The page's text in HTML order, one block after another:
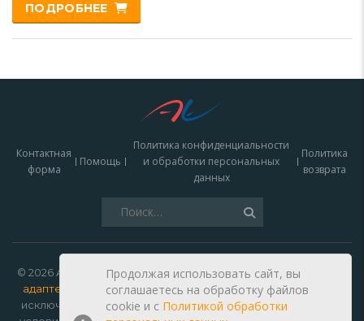
ПОДРОБНЕЕ
Контактная
форма
Помощь
Политика конфиденциальности
и обработки персональных
данных
Политика
возврата
© 2026 Autoelectro —зарядки для электромобилей, кабели,
адаптеры и запчасти купить в Москве. Данный сайт носит
исключительно информационный характер и ни при каких
Продолжая использовать сайт, вы
соглашаетесь на обработку файлов
cookie и c Политикой обработки